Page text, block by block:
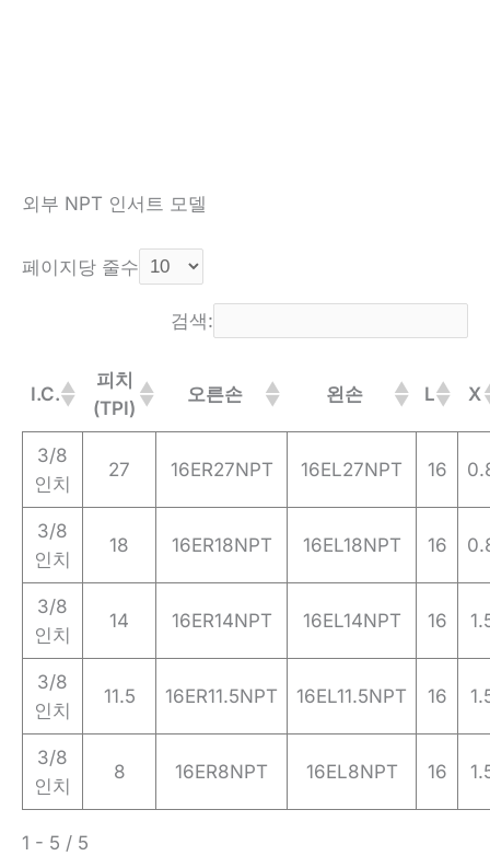
외부 NPT 인서트 모델
페이지당 줄수
검색:
I.C.
피치
(TPI)
오른손 왼손 L X
3/8
인치
27 16ER27NPT 16EL27NPT 16
3/8
인치
18 16ER18NPT 16EL18NPT 16
3/8
인치
14 16ER14NPT 16EL14NPT 16
3/8
인치
11.5 16ER11.5NPT 16EL11.5NPT 16
3/8
인치
8 16ER8NPT 16EL8NPT 16
1 - 5 / 5